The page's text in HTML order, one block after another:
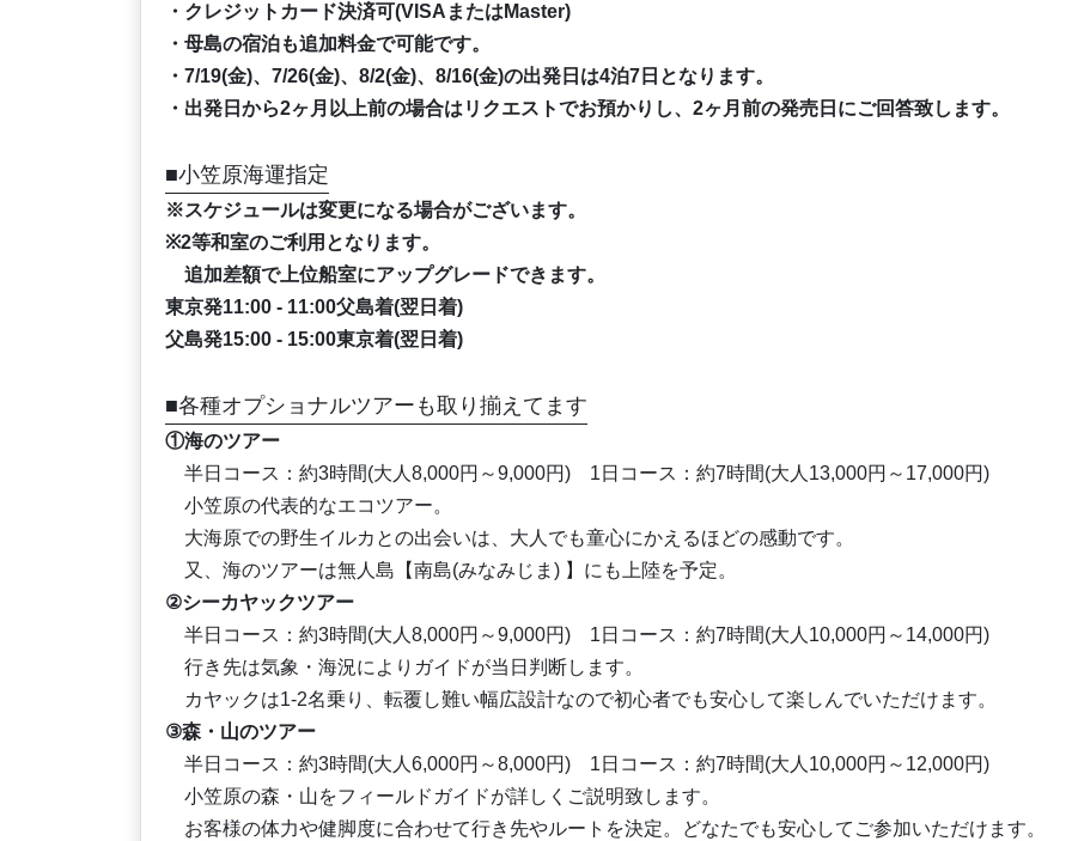
・クレジットカード決済可(VISAまたはMaster)
・母島の宿泊も追加料金で可能です。
・7/19(金)、7/26(金)、8/2(金)、8/16(金)の出発日は4泊7日となります。
・出発日から2ヶ月以上前の場合はリクエストでお預かりし、2ヶ月前の発売日にご回答致します。
■小笠原海運指定
※スケジュールは変更になる場合がございます。
※2等和室のご利用となります。
追加差額で上位船室にアップグレードできます。
東京発11:00 - 11:00父島着(翌日着)
父島発15:00 - 15:00東京着(翌日着)
■各種オプショナルツアーも取り揃えてます
①海のツアー
半日コース：約3時間(大人8,000円～9,000円) 1日コース：約7時間(大人13,000円～17,000円)
小笠原の代表的なエコツアー。
大海原での野生イルカとの出会いは、大人でも童心にかえるほどの感動です。
又、海のツアーは無人島【南島(みなみじま) 】にも上陸を予定。
②シーカヤックツアー
半日コース：約3時間(大人8,000円～9,000円) 1日コース：約7時間(大人10,000円～14,000円)
行き先は気象・海況によりガイドが当日判断します。
カヤックは1-2名乗り、転覆し難い幅広設計なので初心者でも安心して楽しんでいただけます。
③森・山のツアー
半日コース：約3時間(大人6,000円～8,000円) 1日コース：約7時間(大人10,000円～12,000円)
小笠原の森・山をフィールドガイドが詳しくご説明致します。
お客様の体力や健脚度に合わせて行き先やルートを決定。どなたでも安心してご参加いただけます。